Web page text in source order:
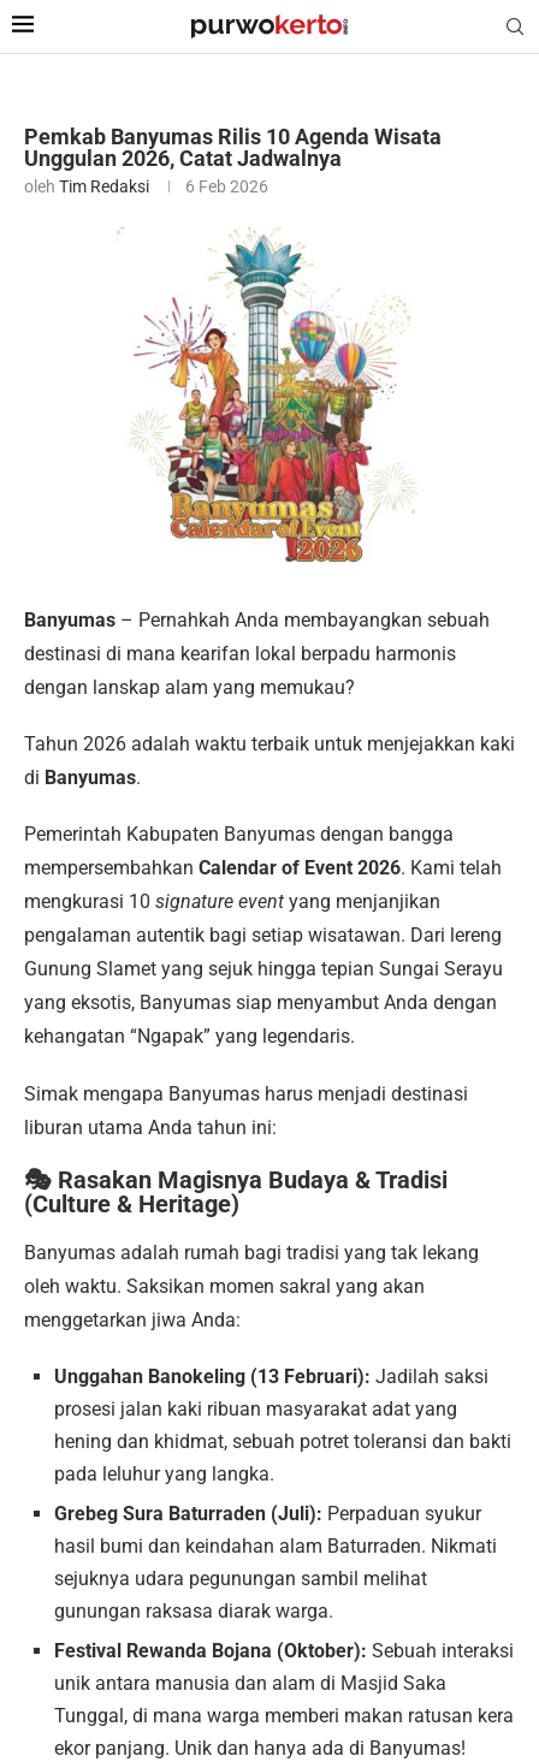
Pemkab Banyumas Rilis 10 Agenda Wisata
Unggulan 2026, Catat Jadwalnya
oleh Tim Redaksi 6 Feb 2026
Banyumas – Pernahkah Anda membayangkan sebuah
destinasi di mana kearifan lokal berpadu harmonis
dengan lanskap alam yang memukau?
Tahun 2026 adalah waktu terbaik untuk menjejakkan kaki
di Banyumas.
Pemerintah Kabupaten Banyumas dengan bangga
mempersembahkan Calendar of Event 2026. Kami telah
mengkurasi 10 signature event yang menjanjikan
pengalaman autentik bagi setiap wisatawan. Dari lereng
Gunung Slamet yang sejuk hingga tepian Sungai Serayu
yang eksotis, Banyumas siap menyambut Anda dengan
kehangatan “Ngapak” yang legendaris.
Simak mengapa Banyumas harus menjadi destinasi
liburan utama Anda tahun ini:
🎭 Rasakan Magisnya Budaya & Tradisi
(Culture & Heritage)
Banyumas adalah rumah bagi tradisi yang tak lekang
oleh waktu. Saksikan momen sakral yang akan
menggetarkan jiwa Anda:
Unggahan Banokeling (13 Februari): Jadilah saksi
prosesi jalan kaki ribuan masyarakat adat yang
hening dan khidmat, sebuah potret toleransi dan bakti
pada leluhur yang langka.
Grebeg Sura Baturraden (Juli): Perpaduan syukur
hasil bumi dan keindahan alam Baturraden. Nikmati
sejuknya udara pegunungan sambil melihat
gunungan raksasa diarak warga.
Festival Rewanda Bojana (Oktober): Sebuah interaksi
unik antara manusia dan alam di Masjid Saka
Tunggal, di mana warga memberi makan ratusan kera
ekor panjang. Unik dan hanya ada di Banyumas!